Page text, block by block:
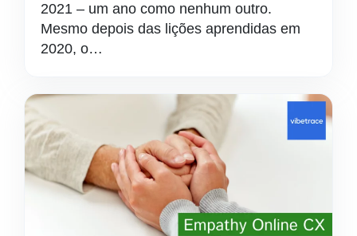
2021 – um ano como nenhum outro.
Mesmo depois das lições aprendidas em
2020, o…